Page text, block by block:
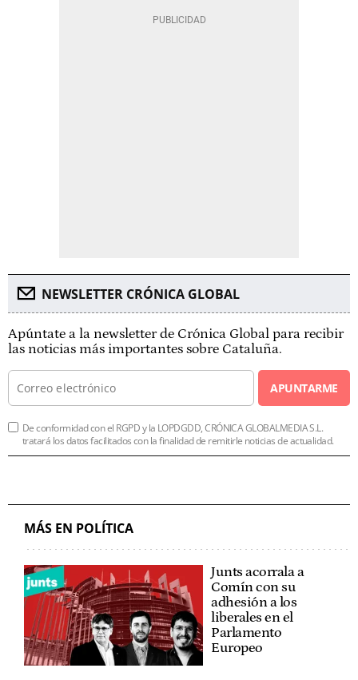
NEWSLETTER CRÓNICA GLOBAL
Apúntate a la newsletter de Crónica Global para recibir
las noticias más importantes sobre Cataluña.
APUNTARME
De conformidad con el RGPD y la LOPDGDD, CRÓNICA GLOBALMEDIA S.L.
tratará los datos facilitados con la finalidad de remitirle noticias de actualidad.
MÁS EN POLÍTICA
Junts acorrala a
Comín con su
adhesión a los
liberales en el
Parlamento
Europeo